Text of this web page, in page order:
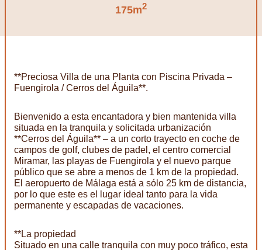
175m2
**Preciosa Villa de una Planta con Piscina Privada –
Fuengirola / Cerros del Águila**.
Bienvenido a esta encantadora y bien mantenida villa
situada en la tranquila y solicitada urbanización
**Cerros del Águila** – a un corto trayecto en coche de
campos de golf, clubes de padel, el centro comercial
Miramar, las playas de Fuengirola y el nuevo parque
público que se abre a menos de 1 km de la propiedad.
El aeropuerto de Málaga está a sólo 25 km de distancia,
por lo que este es el lugar ideal tanto para la vida
permanente y escapadas de vacaciones.
**La propiedad
Situado en una calle tranquila con muy poco tráfico, esta